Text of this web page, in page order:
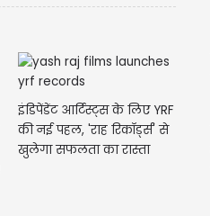
इंडिपेंडेंट आर्टिस्ट्स के लिए YRF
की नई पहल, 'राह रिकॉर्ड्स' से
खुलेगा सफलता का रास्ता